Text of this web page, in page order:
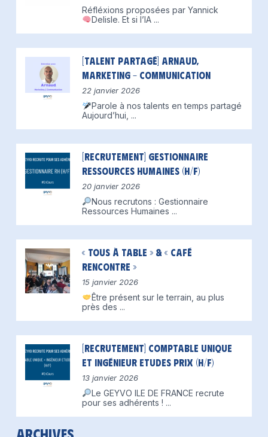
Réfléxions proposées par Yannick
Delisle. Et si l’IA ...
[Talent partagé] Arnaud,
Marketing – Communication
22 janvier 2026
Parole à nos talents en temps partagé
Aujourd’hui, ...
[Recrutement] Gestionnaire
Ressources Humaines (H/F)
20 janvier 2026
Nous recrutons : Gestionnaire
Ressources Humaines ...
« Tous à table » & « Café
Rencontre »
15 janvier 2026
Être présent sur le terrain, au plus
près des ...
[Recrutement] Comptable unique
et Ingénieur Etudes Prix (H/F)
13 janvier 2026
Le GEYVO ILE DE FRANCE recrute
pour ses adhérents ! ...
Archives